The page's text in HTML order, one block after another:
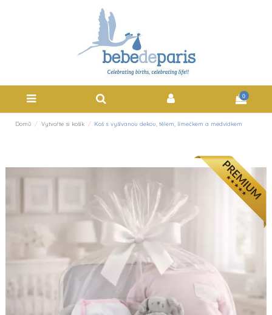
0
Domů Vytvořte si košík Koš s vyšívanou dekou, tělem, límečkem a medvídkem